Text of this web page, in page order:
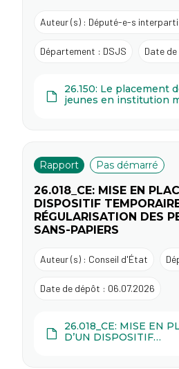
Auteur (s) : Député-e-s
Département : DSJS Date
26.150: Le placement
jeunes en institution
Rapport Pas démarré
26.018_CE: MISE EN
DISPOSITIF
RÉGULARISATION DES
SANS-PAPIERS
Auteur (s) : Conseil d'État
Date de dépôt : 06.07.2026
26.018_CE: MISE EN
D’UN DISPOSITIF